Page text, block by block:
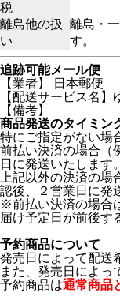
税
離島他の扱
い
離島・
す。
追跡可能メール便
【業者】 日本郵便
【配送サービス名】
【備考】
商品発送のタイミン
特にご指定がない場
前払い決済の場合
日に発送いたします。
上記以外の決済の
認後、２営業日に発
※前払い決済の場合
届け予定日が前後す
予約商品について
発売日によって配送
また、発売日によっ
予約商品は通常商品